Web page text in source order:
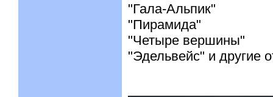
"Гала-Альпик"
"Пирамида"
"Четыре вершины"
"Эдельвейс" и другие